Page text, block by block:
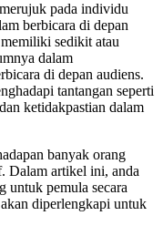
merujuk pada individu
berbicara di depan
sedikit atau
dalam
di depan audiens.
tantangan seperti
ketidakpastian dalam
banyak orang
Dalam artikel ini, anda
untuk pemula secara
diperlengkapi untuk